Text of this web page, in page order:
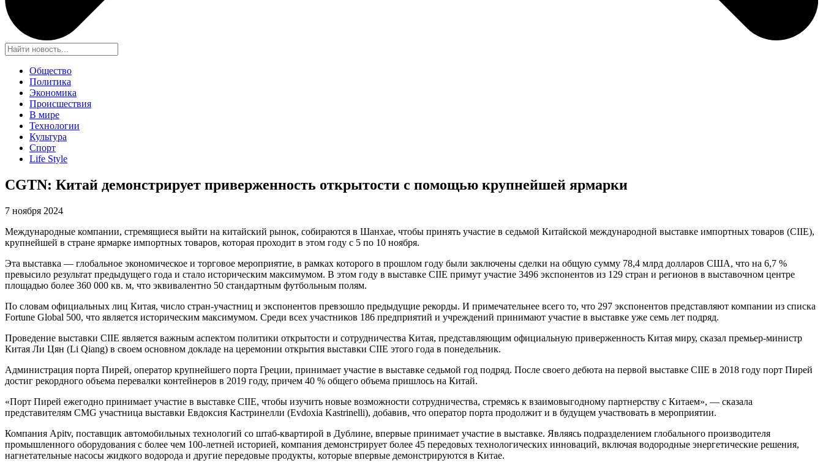
Общество
Политика
Экономика
Происшествия
В мире
Технологии
Культура
Спорт
Life Style
CGTN: Китай демонстрирует приверженность открытости с помощью крупнейшей ярмарки
7 ноября 2024
Международные компании, стремящиеся выйти на китайский рынок, собираются в Шанхае, чтобы принять участие в седьмой Китайской международной выставке импортных товаров (CIIE),
крупнейшей в стране ярмарке импортных товаров, которая проходит в этом году с 5 по 10 ноября.
Эта выставка — глобальное экономическое и торговое мероприятие, в рамках которого в прошлом году были заключены сделки на общую сумму 78,4 млрд долларов США, что на 6,7 %
превысило результат предыдущего года и стало историческим максимумом. В этом году в выставке CIIE примут участие 3496 экспонентов из 129 стран и регионов в выставочном центре
площадью более 360 000 кв. м, что эквивалентно 50 стандартным футбольным полям.
По словам официальных лиц Китая, число стран-участниц и экспонентов превзошло предыдущие рекорды. И примечательнее всего то, что 297 экспонентов представляют компании из списка
Fortune Global 500, что является историческим максимумом. Среди всех участников 186 предприятий и учреждений принимают участие в выставке уже семь лет подряд.
Проведение выставки CIIE является важным аспектом политики открытости и сотрудничества Китая, представляющим официальную приверженность Китая миру, сказал премьер-министр
Китая Ли Цян (Li Qiang) в своем основном докладе на церемонии открытия выставки CIIE этого года в понедельник.
Администрация порта Пирей, оператор крупнейшего порта Греции, принимает участие в выставке седьмой год подряд. После своего дебюта на первой выставке CIIE в 2018 году порт Пирей
достиг рекордного объема перевалки контейнеров в 2019 году, причем 40 % общего объема пришлось на Китай.
«Порт Пирей ежегодно принимает участие в выставке CIIE, чтобы изучить новые возможности сотрудничества, стремясь к взаимовыгодному партнерству с Китаем», — сказала
представителям CMG участница выставки Евдоксия Кастринелли (Evdoxia Kastrinelli), добавив, что оператор порта продолжит и в будущем участвовать в мероприятии.
Компания Apitv, поставщик автомобильных технологий со штаб-квартирой в Дублине, впервые принимает участие в выставке. Являясь подразделением глобального производителя
промышленного оборудования с более чем 100-летней историей, компания демонстрирует более 45 передовых технологических инноваций, включая водородные энергетические решения,
нагнетательные насосы жидкого водорода и другие передовые продукты, которые впервые демонстрируются в Китае.